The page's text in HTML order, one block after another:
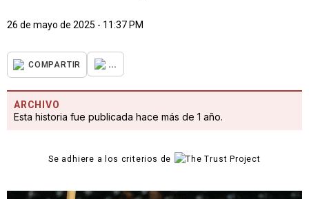
26 de mayo de 2025 - 11:37 PM
COMPARTIR ...
ARCHIVO
Esta historia fue publicada hace más de 1 año.
Se adhiere a los criterios de